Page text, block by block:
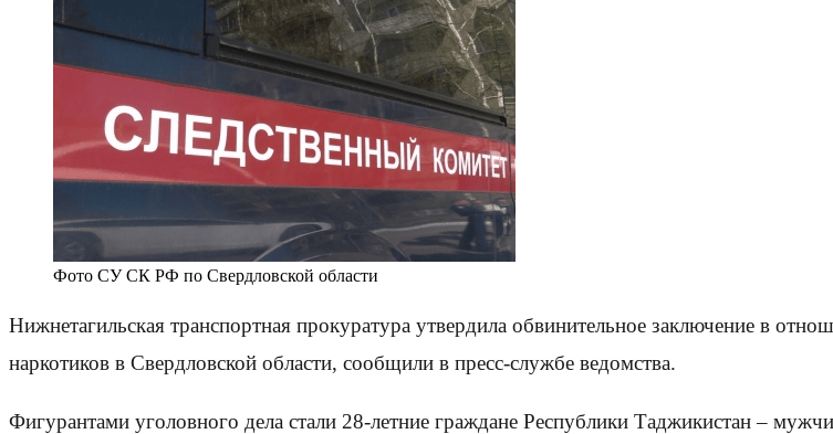
Фото СУ СК РФ по Свердловской области
Нижнетагильская транспортная прокуратура утвердила обвинительное заключение в
наркотиков в Свердловской области, сообщили в пресс-службе ведомства.
Фигурантами уголовного дела стали 28-летние граждане Республики Таджикистан –